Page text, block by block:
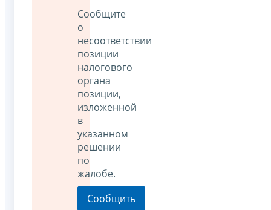
Сообщите
о
несоответствии
позиции
налогового
органа
позиции,
изложенной
в
указанном
решении
по
жалобе.